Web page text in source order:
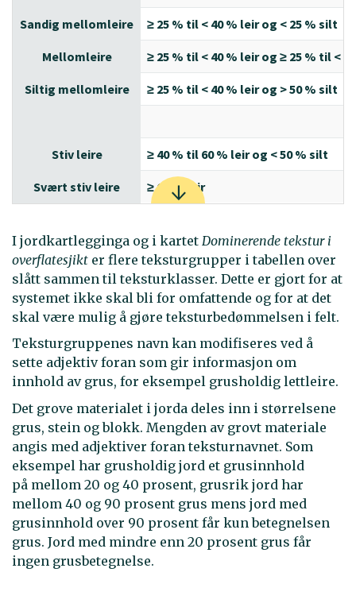
Sandig mellomleire ≥ 25 % til < 40 % leir og < 25 % silt
Mellomleire ≥ 25 % til < 40 % leir og ≥ 25 % til <
Siltig mellomleire ≥ 25 % til < 40 % leir og > 50 % silt
Stiv leire ≥ 40 % til 60 % leir og < 50 % silt
Svært stiv leire ≥ 60 % leir
I jordkartlegginga og i kartet Dominerende tekstur i
overflatesjikt er flere teksturgrupper i tabellen over
slått sammen til teksturklasser. Dette er gjort for at
systemet ikke skal bli for omfattende og for at det
skal være mulig å gjøre teksturbedømmelsen i felt.
Teksturgruppenes navn kan modifiseres ved å
sette adjektiv foran som gir informasjon om
innhold av grus, for eksempel grusholdig lettleire.
Det grove materialet i jorda deles inn i størrelsene
grus, stein og blokk. Mengden av grovt materiale
angis med adjektiver foran teksturnavnet. Som
eksempel har grusholdig jord et grusinnhold
på mellom 20 og 40 prosent, grusrik jord har
mellom 40 og 90 prosent grus mens jord med
grusinnhold over 90 prosent får kun betegnelsen
grus. Jord med mindre enn 20 prosent grus får
ingen grusbetegnelse.